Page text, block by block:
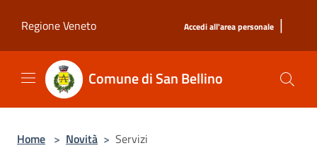
Regione Veneto
Accedi all'area personale |
Comune di San Bellino
Home > Novità > Servizi